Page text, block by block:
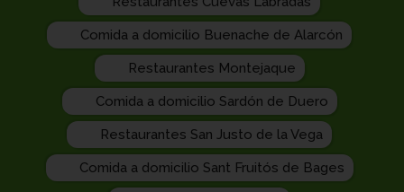
Comida a domicilio Buenache de Alarcón
Restaurantes Montejaque
Comida a domicilio Sardón de Duero
Restaurantes San Justo de la Vega
Comida a domicilio Sant Fruitós de Bages